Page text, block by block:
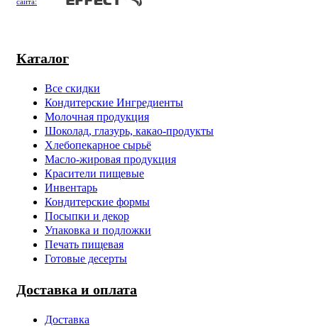
Каталог
Все скидки
Кондитерские Ингредиенты
Молочная продукция
Шоколад, глазурь, какао-продукты
Хлебопекарное сырьё
Масло-жировая продукция
Красители пищевые
Инвентарь
Кондитерские формы
Посыпки и декор
Упаковка и подложки
Печать пищевая
Готовые десерты
Доставка и оплата
Доставка